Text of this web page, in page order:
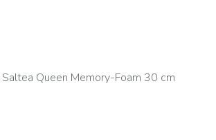
Saltea Queen Memory-Foam 30 cm